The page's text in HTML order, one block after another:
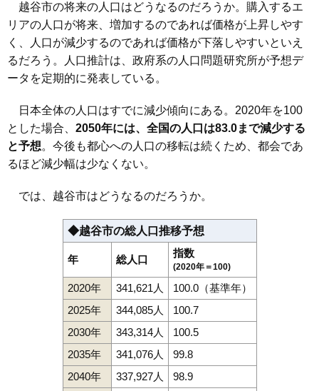
越谷市の将来の人口はどうなるのだろうか。購入するエ
リアの人口が将来、増加するのであれば価格が上昇しやす
く、人口が減少するのであれば価格が下落しやすいといえ
るだろう。人口推計は、政府系の人口問題研究所が予想デ
ータを定期的に発表している。
日本全体の人口はすでに減少傾向にある。2020年を100
とした場合、 2050年には、全国の人口は83.0まで減少する
と予想。今後も都心への人口の移転は続くため、都会であ
るほど減少幅は少なくない。
では、越谷市はどうなるのだろうか。
◆越谷市の総人口推移予想
年 総人口
指数
(2020年＝100)
2020年 341,621人
100.0（基準年）
2025年
344,085人
100.7
2030年
343,314人
100.5
2035年
341,076人
99.8
2040年
337,927人
98.9